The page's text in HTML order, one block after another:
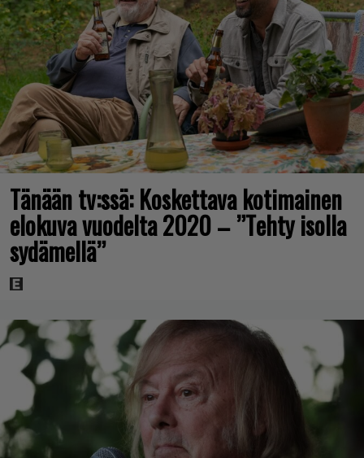
Tänään tv:ssä: Koskettava kotimainen
elokuva vuodelta 2020 – ”Tehty isolla
sydämellä”